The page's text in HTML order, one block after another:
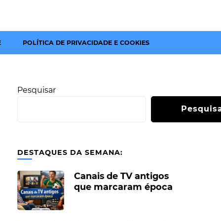
POLÍTICA DE PRIVACIDADE E COOKIES
Pesquisar
DESTAQUES DA SEMANA:
Canais de TV antigos
que marcaram época